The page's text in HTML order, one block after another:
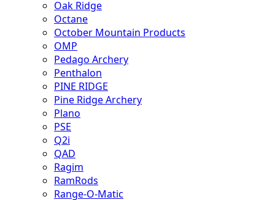
Oak Ridge
Octane
October Mountain Products
OMP
Pedago Archery
Penthalon
PINE RIDGE
Pine Ridge Archery
Plano
PSE
Q2i
QAD
Ragim
RamRods
Range-O-Matic